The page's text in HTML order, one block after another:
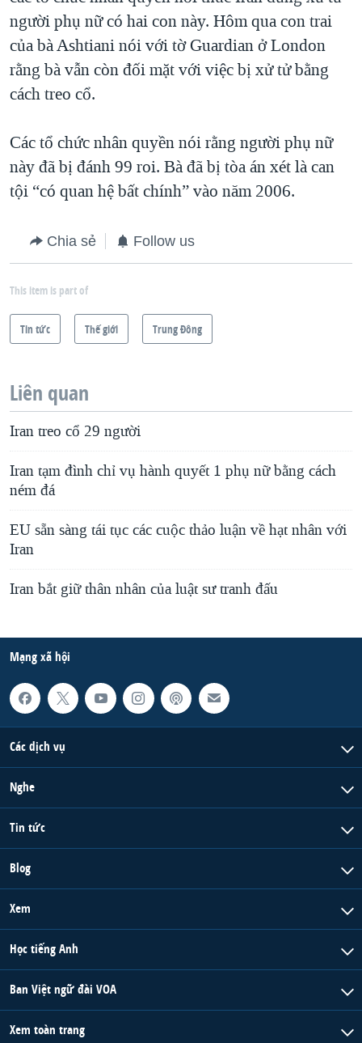
người phụ nữ có hai con này. Hôm qua con trai
của bà Ashtiani nói với tờ Guardian ở London
rằng bà vẫn còn đối mặt với việc bị xử tử bằng
cách treo cổ.
Các tổ chức nhân quyền nói rằng người phụ nữ
này đã bị đánh 99 roi. Bà đã bị tòa án xét là can
tội “có quan hệ bất chính” vào năm 2006.
Chia sẻ Follow us
This item is part of
Tin tức Thế giới Trung Ðông
Liên quan
Iran treo cổ 29 người
Iran tạm đình chỉ vụ hành quyết 1 phụ nữ bằng cách
ném đá
EU sẵn sàng tái tục các cuộc thảo luận về hạt nhân với
Iran
Iran bắt giữ thân nhân của luật sư tranh đấu
Mạng xã hội
Các dịch vụ
Nghe
Tin tức
Blog
Xem
Học tiếng Anh
Ban Việt ngữ đài VOA
Xem toàn trang